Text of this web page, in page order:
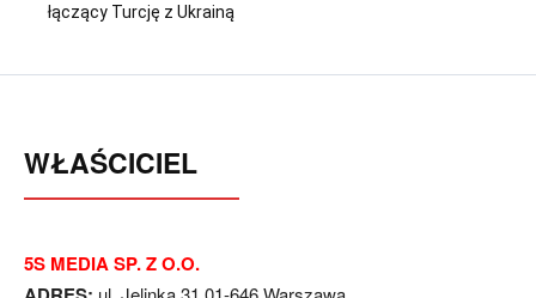
łączący Turcję z Ukrainą
WŁAŚCICIEL
5S MEDIA SP. Z O.O.